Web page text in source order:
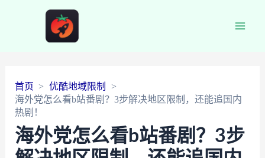
首页
优酷地域限制
海外党怎么看b站番剧？3步解决地区限制，还能追国内
热剧！
海外党怎么看b站番剧？3步